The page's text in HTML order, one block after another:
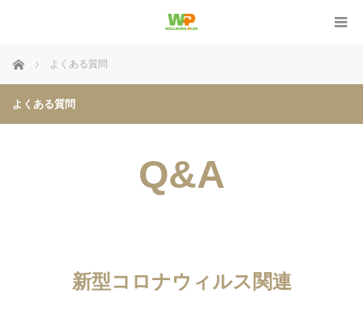
ホーム よくある質問
よくある質問
Q&A
新型コロナウィルス関連